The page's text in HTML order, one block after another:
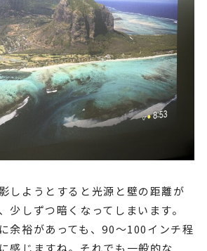
しようとすると光源と壁の距離が
少しずつ暗くなってしまいます。
余裕があっても、90〜100インチ程